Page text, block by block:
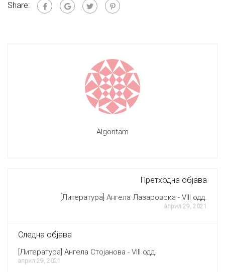
Share:
Algoritam
Претходна објава
[Литература] Ангела Лазаровска - VIII одд.
април 29, 2021
Следна објава
[Литература] Ангела Стојанова - VIII одд.
април 29, 2021